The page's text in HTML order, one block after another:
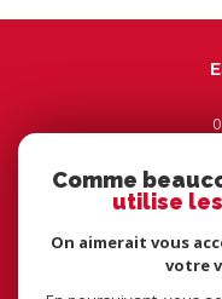
9
44 rue
Comme
utilise
On aimerait vous
votre